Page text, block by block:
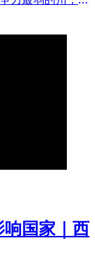
国家｜西